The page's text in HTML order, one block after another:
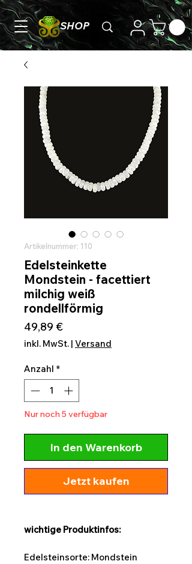
SHOP
Artikelnummer: 110
Edelsteinkette
Mondstein - facettiert
milchig weiß
rondellförmig
49,89 €Preis
inkl. MwSt. | Versand
Anzahl *
Nur noch 5 verfügbar
In den Warenkorb
Jetzt kaufen
wichtige Produktinfos:
Edelsteinsorte: Mondstein